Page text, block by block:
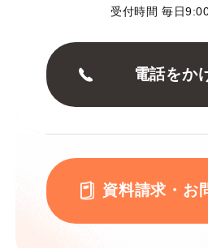
受付時間 毎日
電話をか
資料請求・お